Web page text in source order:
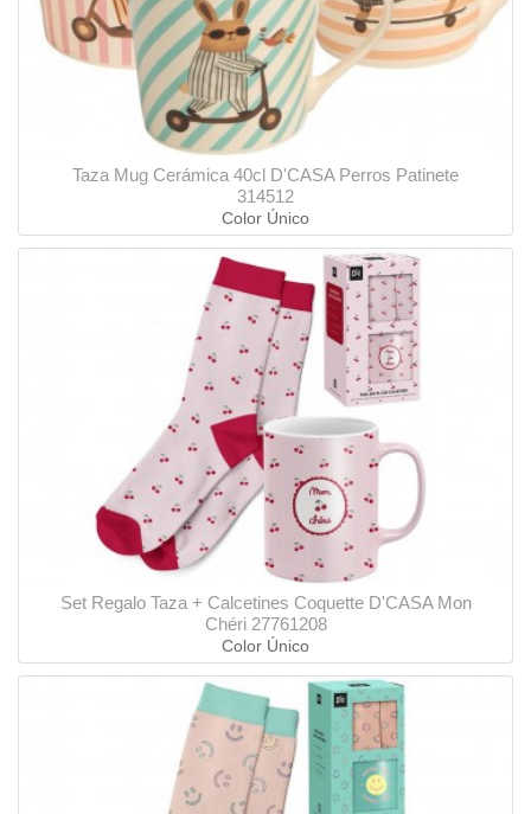
Taza Mug Cerámica 40cl D'CASA Perros Patinete
314512
Color Único
Set Regalo Taza + Calcetines Coquette D'CASA Mon
Chéri 27761208
Color Único